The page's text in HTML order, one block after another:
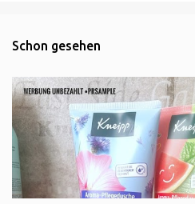
Schon gesehen